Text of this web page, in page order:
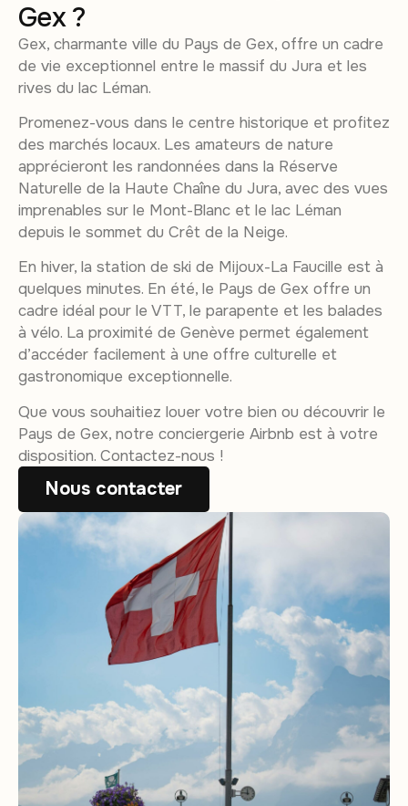
Gex ?
Gex, charmante ville du Pays de Gex, offre un cadre
de vie exceptionnel entre le massif du Jura et les
rives du lac Léman.
Promenez-vous dans le centre historique et profitez
des marchés locaux. Les amateurs de nature
apprécieront les randonnées dans la Réserve
Naturelle de la Haute Chaîne du Jura, avec des vues
imprenables sur le Mont-Blanc et le lac Léman
depuis le sommet du Crêt de la Neige.
En hiver, la station de ski de Mijoux-La Faucille est à
quelques minutes. En été, le Pays de Gex offre un
cadre idéal pour le VTT, le parapente et les balades
à vélo. La proximité de Genève permet également
d’accéder facilement à une offre culturelle et
gastronomique exceptionnelle.
Que vous souhaitiez louer votre bien ou découvrir le
Pays de Gex, notre conciergerie Airbnb est à votre
disposition. Contactez-nous !
Nous contacter